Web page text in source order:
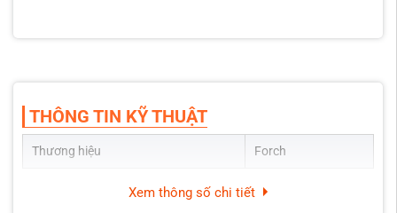
THÔNG TIN KỸ THUẬT
Thương hiệu Forch
Xem thông số chi tiết